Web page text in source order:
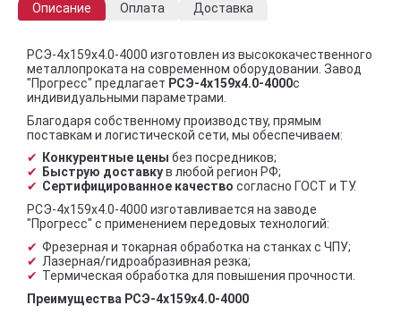
Описание Оплата Доставка
РСЭ-4x159x4.0-4000 изготовлен из высококачественного
металлопроката на современном оборудовании. Завод
"Прогресс" предлагает РСЭ-4x159x4.0-4000с
индивидуальными параметрами.
Благодаря собственному производству, прямым
поставкам и логистической сети, мы обеспечиваем:
Конкурентные цены без посредников;
Быструю доставкув любой регион РФ;
Сертифицированное качество согласно ГОСТ и ТУ.
РСЭ-4x159x4.0-4000 изготавливается на заводе
"Прогресс" с применением передовых технологий:
Фрезерная и токарная обработка на станках с ЧПУ;
Лазерная/гидроабразивная резка;
Термическая обработка для повышения прочности.
Преимущества РСЭ-4x159x4.0-4000